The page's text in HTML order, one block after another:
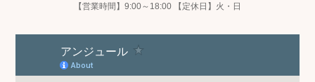
【営業時間】9:00～18:00 【定休日】火・日